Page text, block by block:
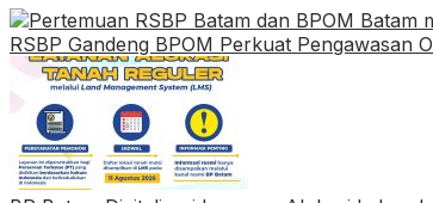
RSBP Gandeng BPOM Perkuat Pengawasan